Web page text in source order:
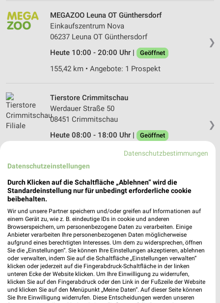
❯
MEGAZOO Leuna OT Günthersdorf
Einkaufszentrum Nova
06237 Leuna OT Günthersdorf
Heute 10:00 - 20:00 Uhr |
Geöffnet
155,42 km • Angebote: 1 Prospekt
❯
Tierstore Crimmitschau
Werdauer Straße 50
08451 Crimmitschau
Heute 08:00 - 18:00 Uhr |
Geöffnet
Fressnapf Weißenfels
Max-Planck-Straße 4
Heute 09:00 - 19:00 Uhr | Geöffnet
177,38 km • Angebote: 1 Prospekt
Fressnapf Mittweida
Neusorger Straße 30
09648 Mittweida
Heute 09:00 - 19:00 Uhr | Geöffnet
Datenschutzbestimmungen
Datenschutzeinstellungen
Durch Klicken auf die Schaltfläche „Ablehnen“ wird die
Standardeinstellung nur für unbedingt erforderliche cookie
beibehalten.
Wir und unsere Partner speichern und/oder greifen auf Informationen auf
einem Gerät zu, wie z. B. eindeutige IDs in cookie und anderen
Browserspeichern, um personenbezogene Daten zu verarbeiten. Einige
Anbieter verarbeiten Ihre personenbezogenen Daten möglicherweise
aufgrund eines berechtigten Interesses. Um dem zu widersprechen, öffnen
Sie die „Einstellungen“. Sie können Ihre Einstellungen akzeptieren, ablehnen
oder verwalten, indem Sie auf die Schaltfläche „Einstellungen verwalten“
klicken oder jederzeit auf die Fingerabdruck-Schaltfläche in der linken
unteren Ecke der Website klicken. Um Ihre Einwilligung zu widerrufen,
klicken Sie auf den Fingerabdruck oder den Link in der Fußzeile der Website
und klicken Sie auf den Menüpunkt „Meine Daten“. Auf dieser Seite können
Sie Ihre Einwilligung widerrufen. Diese Entscheidungen werden unseren